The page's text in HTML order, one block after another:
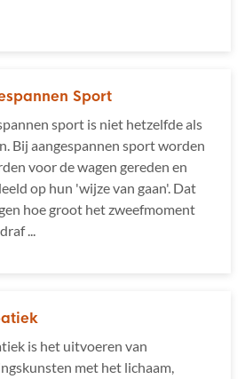
Sport
sport is niet hetzelfde als
Bij aangespannen sport worden
voor de wagen gereden en
op hun 'wijze van gaan'. Dat
hoe groot het zweefmoment
...
is het uitvoeren van
met het lichaam,